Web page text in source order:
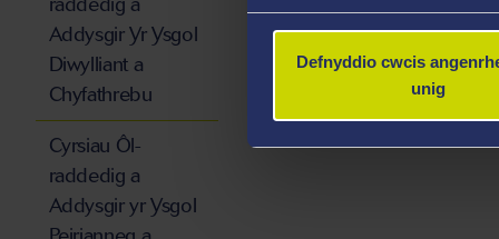
Defnyddio cwcis
unig
Addysgir Yr Ysgol
Diwylliant a
Chyfathrebu
Cyrsiau Ôl-
raddedig a
Addysgir yr Ysgol